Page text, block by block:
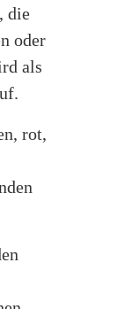
die
oder
als
rot,